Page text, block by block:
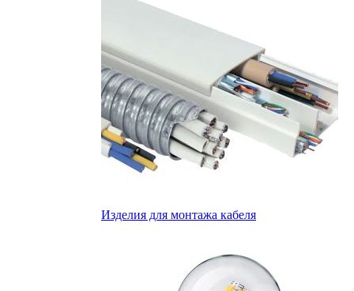
Изделия для монтажа кабеля